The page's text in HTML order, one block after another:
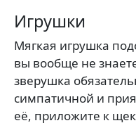
Игрушки
Мягкая игрушка
вы вообще не
зверушка
симпатичной и
её, приложите к